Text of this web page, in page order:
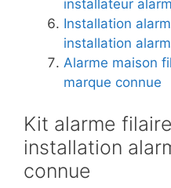
installateur
Installation
installation
Alarme maison
marque connue
Kit alarme
installation
connue